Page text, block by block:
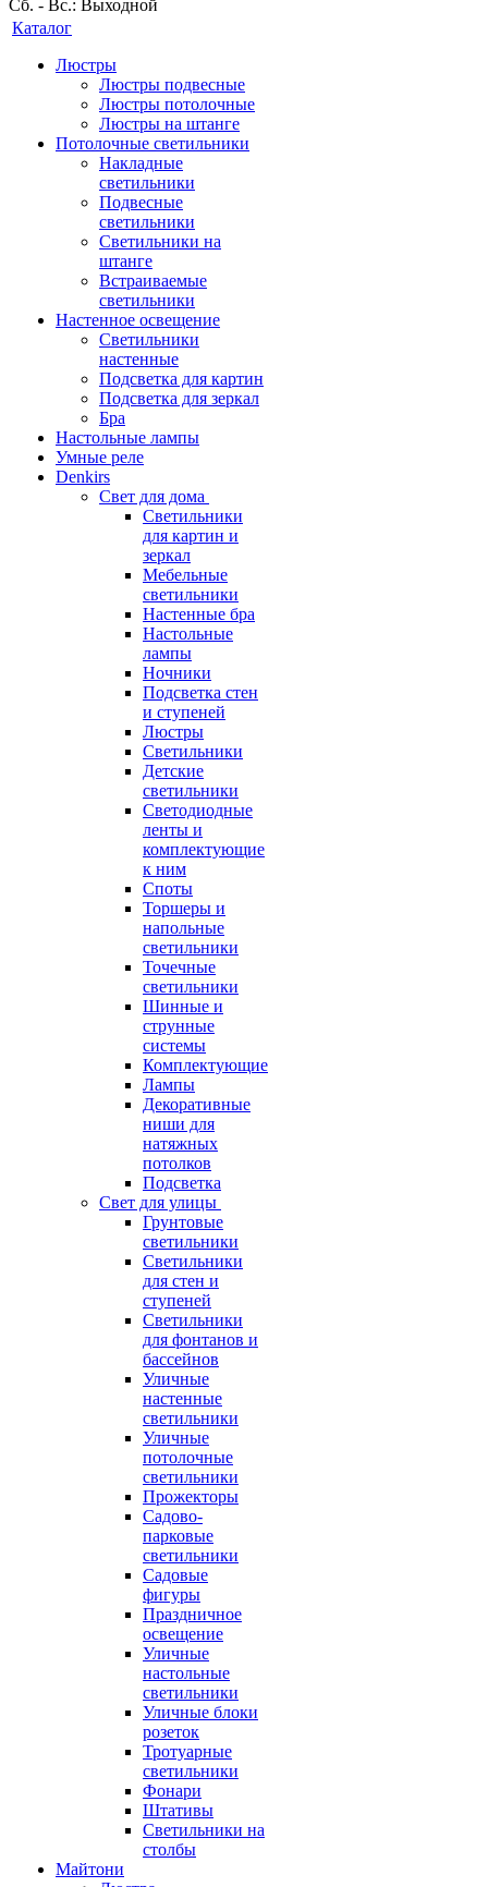
Сб. - Вс.: Выходной
Каталог
Люстры
Люстры подвесные
Люстры потолочные
Люстры на штанге
Потолочные светильники
Накладные
светильники
Подвесные
светильники
Светильники на
штанге
Встраиваемые
светильники
Настенное освещение
Светильники
настенные
Подсветка для картин
Подсветка для зеркал
Бра
Настольные лампы
Умные реле
Denkirs
Свет для дома
Светильники
для картин и
зеркал
Мебельные
светильники
Настенные бра
Настольные
лампы
Ночники
Подсветка стен
и ступеней
Люстры
Светильники
Детские
светильники
Светодиодные
ленты и
комплектующие
к ним
Споты
Торшеры и
напольные
светильники
Точечные
светильники
Шинные и
струнные
системы
Комплектующие
Лампы
Декоративные
ниши для
натяжных
потолков
Подсветка
Свет для улицы
Грунтовые
светильники
Светильники
для стен и
ступеней
Светильники
для фонтанов и
бассейнов
Уличные
настенные
светильники
Уличные
потолочные
светильники
Прожекторы
Садово-
парковые
светильники
Садовые
фигуры
Праздничное
освещение
Уличные
настольные
светильники
Уличные блоки
розеток
Тротуарные
светильники
Фонари
Штативы
Светильники на
столбы
Майтони